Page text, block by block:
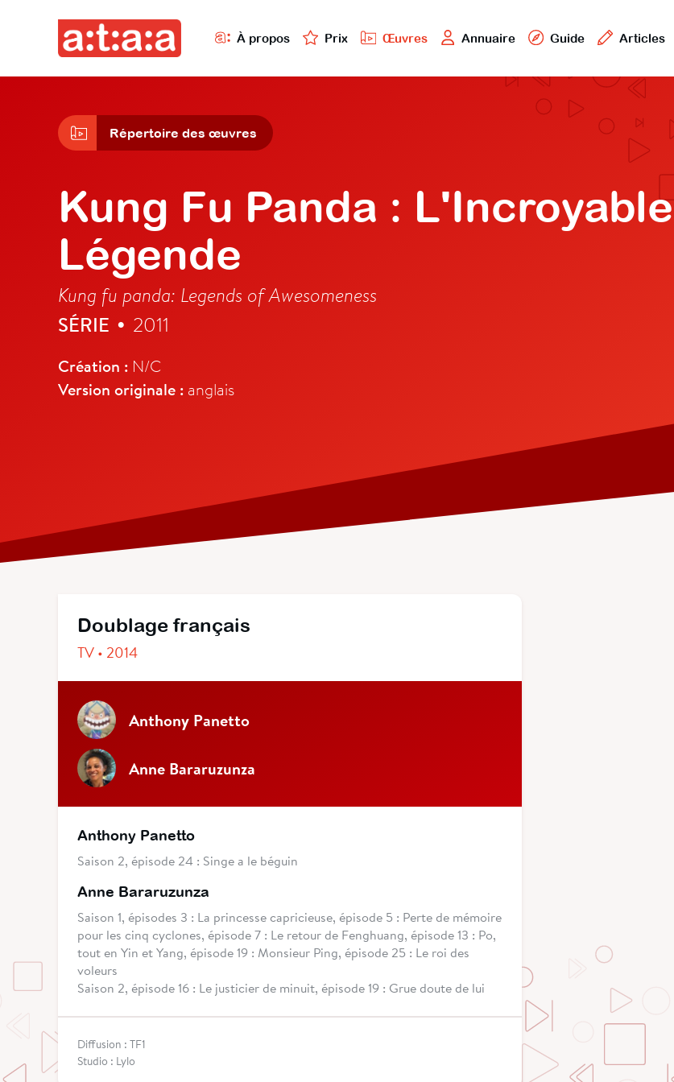
À propos Prix Œuvres Annuaire Guide Articles
Répertoire des œuvres
Kung Fu Panda : L'Incroyable
Légende
Kung fu panda: Legends of Awesomeness
SÉRIE • 2011
Création : N/C
Version originale : anglais
Doublage français
TV • 2014
Anthony Panetto
Anne Bararuzunza
Anthony Panetto
Saison 2, épisode 24 : Singe a le béguin
Anne Bararuzunza
Saison 1, épisodes 3 : La princesse capricieuse, épisode 5 : Perte de mémoire
pour les cinq cyclones, épisode 7 : Le retour de Fenghuang, épisode 13 : Po,
tout en Yin et Yang, épisode 19 : Monsieur Ping, épisode 25 : Le roi des
voleurs
Saison 2, épisode 16 : Le justicier de minuit, épisode 19 : Grue doute de lui
Diffusion : TF1
Studio : Lylo